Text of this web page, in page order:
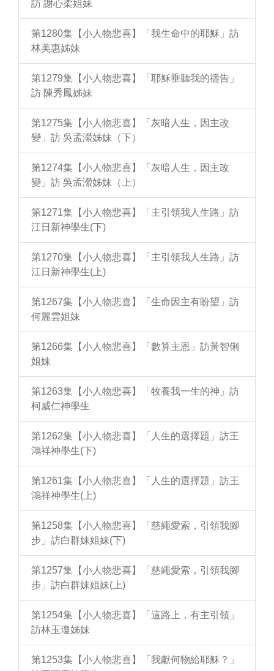
訪 謝心柔姐妹
第1280集【小人物悲喜】「我生命中的耶穌」訪
林美惠姊妹
第1279集【小人物悲喜】「耶穌垂聽我的禱告」
訪 陳秀鳳姊妹
第1275集【小人物悲喜】「灰暗人生，因主改
變」訪 吳孟瀠姊妹（下）
第1274集【小人物悲喜】「灰暗人生，因主改
變」訪 吳孟瀠姊妹（上）
第1271集【小人物悲喜】「主引領我人生路」訪
江日新神學生(下)
第1270集【小人物悲喜】「主引領我人生路」訪
江日新神學生(上)
第1267集【小人物悲喜】「生命因主有盼望」訪
何麗雲姐妹
第1266集【小人物悲喜】「數算主恩」訪黃智俐
姐妹
第1263集【小人物悲喜】「牧養我一生的神」訪
柯威仁神學生
第1262集【小人物悲喜】「人生的選擇題」訪王
鴻祥神學生(下)
第1261集【小人物悲喜】「人生的選擇題」訪王
鴻祥神學生(上)
第1258集【小人物悲喜】「慈繩愛索，引領我腳
步」訪白群妹姐妹(下)
第1257集【小人物悲喜】「慈繩愛索，引領我腳
步」訪白群妹姐妹(上)
第1254集【小人物悲喜】「這路上，有主引領」
訪林玉瓊姊妹
第1253集【小人物悲喜】「我獻何物給耶穌？」